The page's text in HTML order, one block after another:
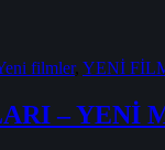
filmler, YENİ
– YENİ